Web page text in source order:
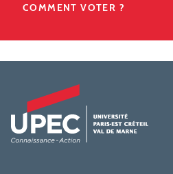
COMMENT VOTER ?